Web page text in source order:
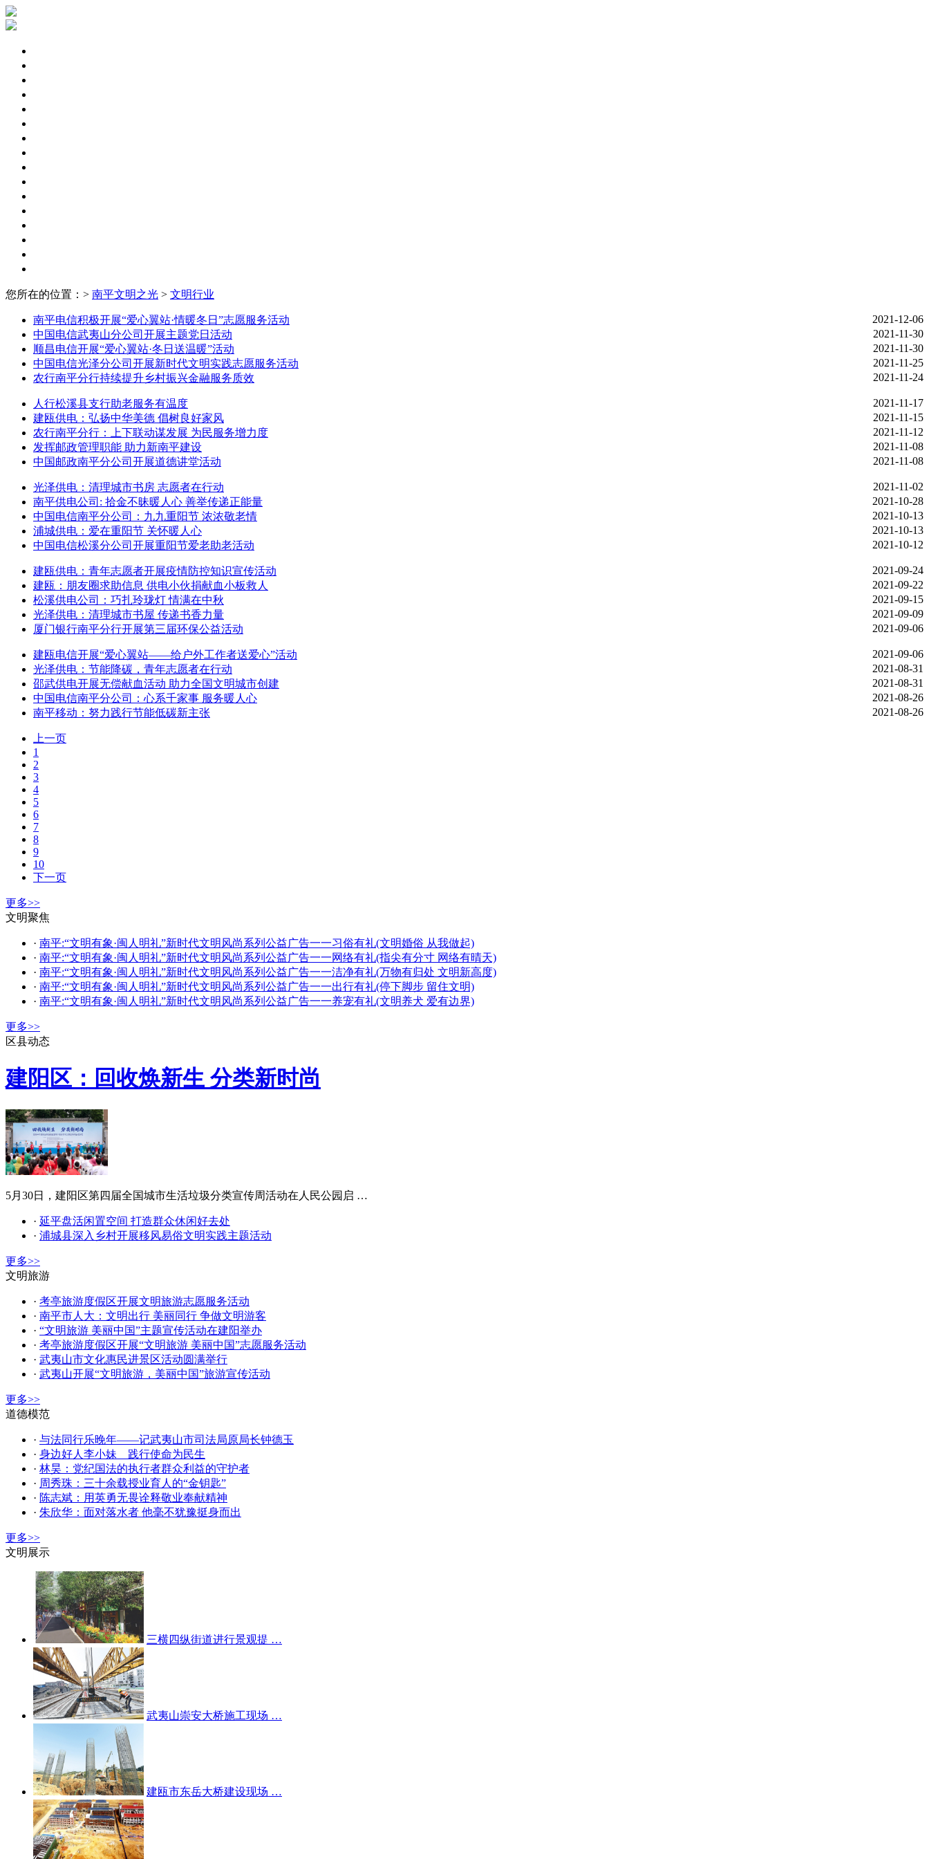
您所在的位置：> 南平文明之光 > 文明行业
2021-12-06
南平电信积极开展“爱心翼站·情暖冬日”志愿服务活动
2021-11-30
中国电信武夷山分公司开展主题党日活动
2021-11-30
顺昌电信开展“爱心翼站·冬日送温暖”活动
2021-11-25
中国电信光泽分公司开展新时代文明实践志愿服务活动
2021-11-24
农行南平分行持续提升乡村振兴金融服务质效
2021-11-17
人行松溪县支行助老服务有温度
2021-11-15
建瓯供电：弘扬中华美德 倡树良好家风
2021-11-12
农行南平分行：上下联动谋发展 为民服务增力度
2021-11-08
发挥邮政管理职能 助力新南平建设
2021-11-08
中国邮政南平分公司开展道德讲堂活动
2021-11-02
光泽供电：清理城市书房 志愿者在行动
2021-10-28
南平供电公司: 拾金不昧暖人心 善举传递正能量
2021-10-13
中国电信南平分公司：九九重阳节 浓浓敬老情
2021-10-13
浦城供电：爱在重阳节 关怀暖人心
2021-10-12
中国电信松溪分公司开展重阳节爱老助老活动
2021-09-24
建瓯供电：青年志愿者开展疫情防控知识宣传活动
2021-09-22
建瓯：朋友圈求助信息 供电小伙捐献血小板救人
2021-09-15
松溪供电公司：巧扎玲珑灯 情满在中秋
2021-09-09
光泽供电：清理城市书屋 传递书香力量
2021-09-06
厦门银行南平分行开展第三届环保公益活动
2021-09-06
建瓯电信开展“爱心翼站——给户外工作者送爱心”活动
2021-08-31
光泽供电：节能降碳，青年志愿者在行动
2021-08-31
邵武供电开展无偿献血活动 助力全国文明城市创建
2021-08-26
中国电信南平分公司：心系千家事 服务暖人心
2021-08-26
南平移动：努力践行节能低碳新主张
上一页
1
2
3
4
5
6
7
8
9
10
下一页
更多>>
文明聚焦
· 南平:“文明有象·闽人明礼”新时代文明风尚系列公益广告一一习俗有礼(文明婚俗 从我做起)
· 南平:“文明有象·闽人明礼”新时代文明风尚系列公益广告一一网络有礼(指尖有分寸 网络有晴天)
· 南平:“文明有象·闽人明礼”新时代文明风尚系列公益广告一一洁净有礼(万物有归处 文明新高度)
· 南平:“文明有象·闽人明礼”新时代文明风尚系列公益广告一一出行有礼(停下脚步 留住文明)
· 南平:“文明有象·闽人明礼”新时代文明风尚系列公益广告一一养宠有礼(文明养犬 爱有边界)
更多>>
区县动态
建阳区：回收焕新生 分类新时尚
5月30日，建阳区第四届全国城市生活垃圾分类宣传周活动在人民公园启 …
· 延平盘活闲置空间 打造群众休闲好去处
· 浦城县深入乡村开展移风易俗文明实践主题活动
更多>>
文明旅游
· 考亭旅游度假区开展文明旅游志愿服务活动
· 南平市人大：文明出行 美丽同行 争做文明游客
· “文明旅游 美丽中国”主题宣传活动在建阳举办
· 考亭旅游度假区开展“文明旅游 美丽中国”志愿服务活动
· 武夷山市文化惠民进景区活动圆满举行
· 武夷山开展“文明旅游，美丽中国”旅游宣传活动
更多>>
道德模范
· 与法同行乐晚年——记武夷山市司法局原局长钟德玉
· 身边好人李小妹 践行使命为民生
· 林昊：党纪国法的执行者群众利益的守护者
· 周秀珠：三十余载授业育人的“金钥匙”
· ​陈志斌：用英勇无畏诠释敬业奉献精神
· 朱欣华：面对落水者 他毫不犹豫挺身而出
更多>>
文明展示
三横四纵街道进行景观提 …
武夷山崇安大桥施工现场 …
建瓯市东岳大桥建设现场 …